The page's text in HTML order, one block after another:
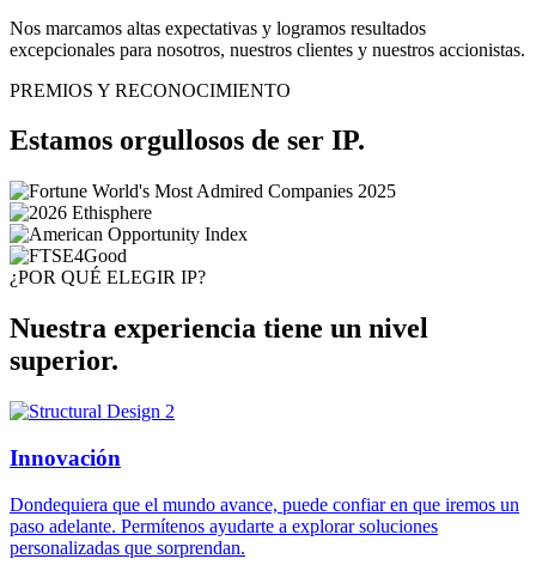
Nos marcamos altas expectativas y logramos resultados
excepcionales para nosotros, nuestros clientes y nuestros accionistas.
PREMIOS Y RECONOCIMIENTO
Estamos orgullosos de ser IP.
¿POR QUÉ ELEGIR IP?
Nuestra experiencia tiene un nivel
superior.
Innovación
Dondequiera que el mundo avance, puede confiar en que iremos un
paso adelante. Permítenos ayudarte a explorar soluciones
personalizadas que sorprendan.